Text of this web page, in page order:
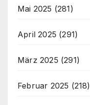
Mai 2025 (281)
April 2025 (291)
März 2025 (291)
Februar 2025 (218)